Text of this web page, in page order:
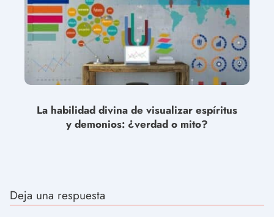
La habilidad divina de visualizar espíritus
y demonios: ¿verdad o mito?
Deja una respuesta